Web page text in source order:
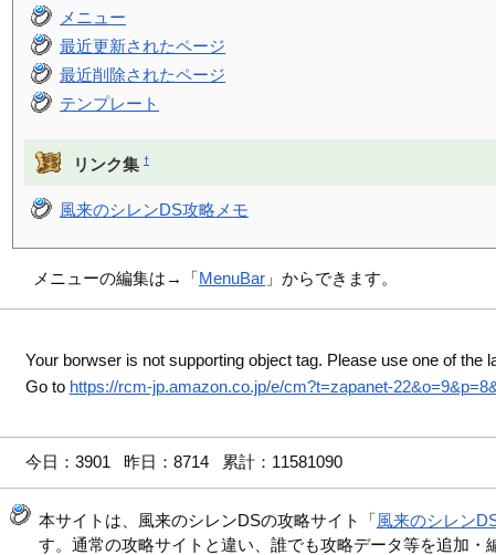
メニュー
最近更新されたページ
最近削除されたページ
テンプレート
リンク集 †
風来のシレンDS攻略メモ
メニューの編集は→「MenuBar 」からできます。
Your borwser is not supporting object tag. Please use one of the
Go to https://rcm-jp.amazon.co.jp/e/cm?t=zapanet-
今日：3901 昨日：8714 累計：11581090
本サイトは、風来のシレンDSの攻略サイト「風来のシレン
す。通常の攻略サイトと違い、誰でも攻略データ等を追加